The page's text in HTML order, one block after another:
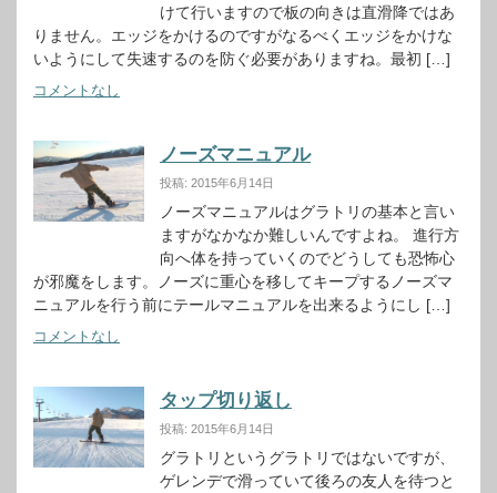
けて行いますので板の向きは直滑降ではあ
りません。エッジをかけるのですがなるべくエッジをかけな
いようにして失速するのを防ぐ必要がありますね。最初 […]
コメントなし
ノーズマニュアル
投稿: 2015年6月14日
ノーズマニュアルはグラトリの基本と言い
ますがなかなか難しいんですよね。 進行方
向へ体を持っていくのでどうしても恐怖心
が邪魔をします。ノーズに重心を移してキープするノーズマ
ニュアルを行う前にテールマニュアルを出来るようにし […]
コメントなし
タップ切り返し
投稿: 2015年6月14日
グラトリというグラトリではないですが、
ゲレンデで滑っていて後ろの友人を待つと